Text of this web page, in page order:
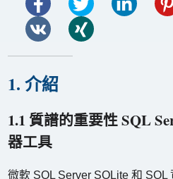
1. 介紹
1.1 質譜的重要性 SQL
器工具
微軟 SQL Server SQLite 和 SQL